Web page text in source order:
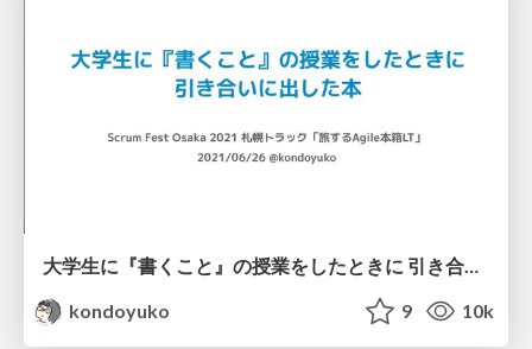
大学生に『書くこと』の授業をしたときに 引き合いに出した本 / books on writing for students
kondoyuko
9 10k